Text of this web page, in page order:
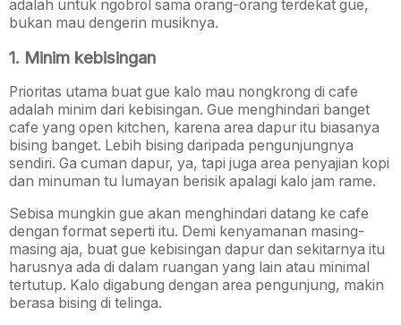
adalah untuk ngobrol sama orang-orang terdekat gue,
bukan mau dengerin musiknya.
1. Minim kebisingan
Prioritas utama buat gue kalo mau nongkrong di cafe
adalah minim dari kebisingan. Gue menghindari banget
cafe yang open kitchen, karena area dapur itu biasanya
bising banget. Lebih bising daripada pengunjungnya
sendiri. Ga cuman dapur, ya, tapi juga area penyajian kopi
dan minuman tu lumayan berisik apalagi kalo jam rame.
Sebisa mungkin gue akan menghindari datang ke cafe
dengan format seperti itu. Demi kenyamanan masing-
masing aja, buat gue kebisingan dapur dan sekitarnya itu
harusnya ada di dalam ruangan yang lain atau minimal
tertutup. Kalo digabung dengan area pengunjung, makin
berasa bising di telinga.